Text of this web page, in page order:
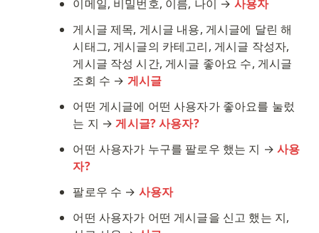
이메일, 비밀번호, 이름, 나이 → 사용자
게시글 제목, 게시글 내용, 게시글에 달린 해
시태그, 게시글의 카테고리, 게시글 작성자,
게시글 작성 시간, 게시글 좋아요 수, 게시글
조회 수 → 게시글
어떤 게시글에 어떤 사용자가 좋아요를 눌렀
는 지 → 게시글? 사용자?
어떤 사용자가 누구를 팔로우 했는 지 → 사용
자?
팔로우 수 → 사용자
어떤 사용자가 어떤 게시글을 신고 했는 지,